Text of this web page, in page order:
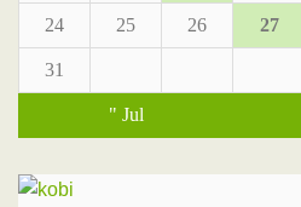
24 25 26 27
31
" Jul